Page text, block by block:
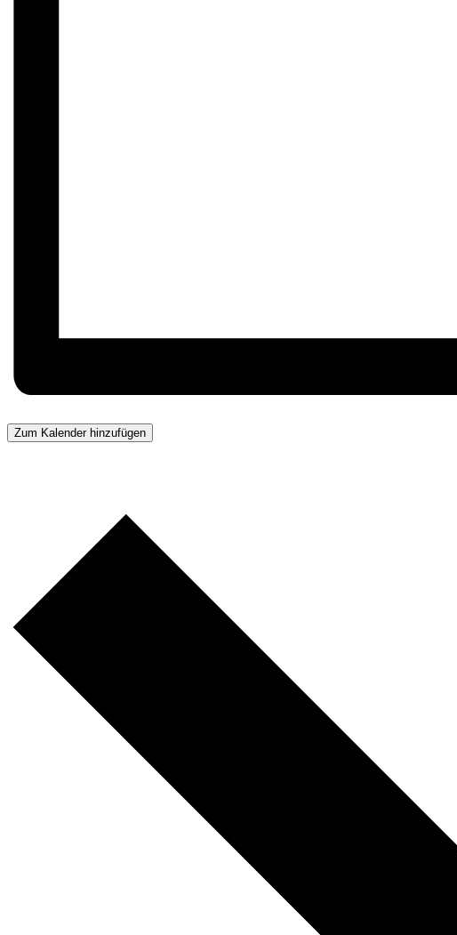
Zum Kalender hinzufügen